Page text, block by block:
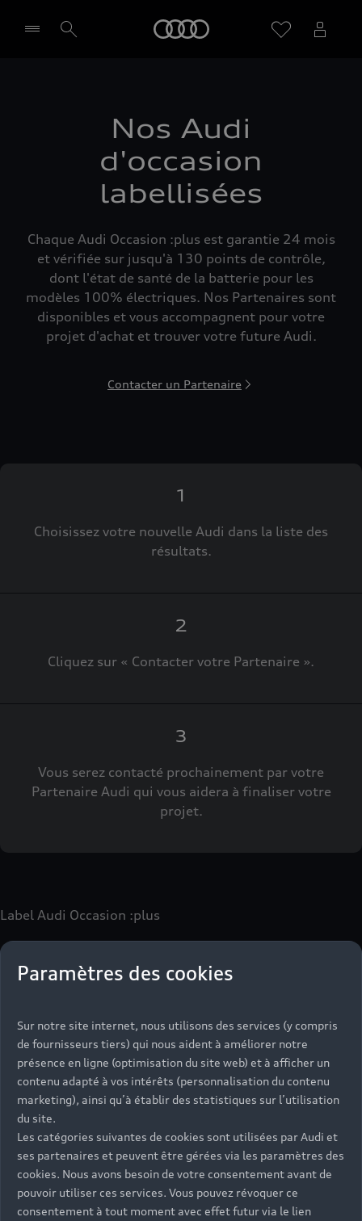
Nos Audi
d'occasion
labellisées
Chaque Audi Occasion :plus est garantie 24 mois
et vérifiée sur jusqu'à 130 points de contrôle,
dont l'état de santé de la batterie pour les
modèles 100% électriques. Nos Partenaires sont
disponibles et vous accompagnent pour votre
projet d'achat et trouver votre future Audi.
Contacter un Partenaire
1
Choisissez votre nouvelle Audi dans la liste des
résultats.
2
Cliquez sur « Contacter votre Partenaire ».
3
Vous serez contacté prochainement par votre
Partenaire Audi qui vous aidera à finaliser votre
projet.
Label Audi Occasion :plus
Le label Audi Occasion:plusvous permet d’acquérir un
véhicules neufs :
- Jusqu'à 130 points de contrôle spécifiques à chaque
motorisation
- Garantie jusqu’à 24 mois et kilométrage illimité
- Assistance 24/7 en France et en Europe
Découvrez également toutes nos offres d’entretien
partir de 19€/mois
Paramètres des cookies
Sur notre site internet, nous utilisons des services (y compris
de fournisseurs tiers) qui nous aident à améliorer notre
présence en ligne (optimisation du site web) et à afficher un
contenu adapté à vos intérêts (personnalisation du contenu
marketing), ainsi qu’à établir des statistiques sur l’utilisation
du site.
Les catégories suivantes de cookies sont utilisées par Audi et
ses partenaires et peuvent être gérées via les paramètres des
cookies. Nous avons besoin de votre consentement avant de
pouvoir utiliser ces services. Vous pouvez révoquer ce
consentement à tout moment avec effet futur via le lien